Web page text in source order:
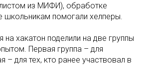
из МИФИ), обработке
школьникам помогали хелперы.
на хакатон поделили на две группы
Первая группа – для
– для тех, кто ранее участвовал в